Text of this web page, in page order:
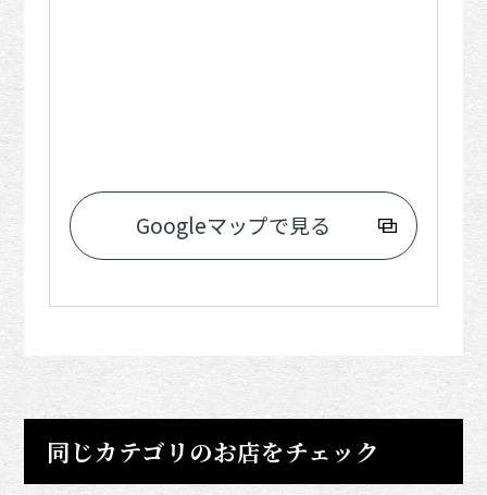
Googleマップで見る
同じカテゴリのお店をチェック